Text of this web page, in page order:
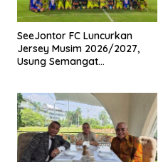
SeeJontor FC Luncurkan
Jersey Musim 2026/2027,
Usung Semangat